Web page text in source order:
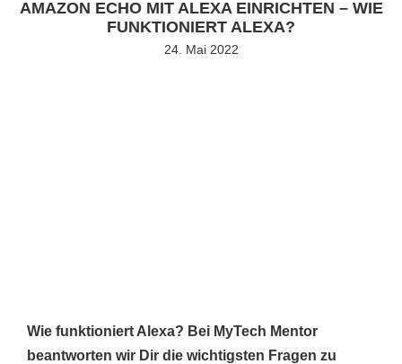
AMAZON ECHO MIT ALEXA EINRICHTEN – WIE
FUNKTIONIERT ALEXA?
24. Mai 2022
Wie funktioniert Alexa? Bei MyTech Mentor
beantworten wir Dir die wichtigsten Fragen zu